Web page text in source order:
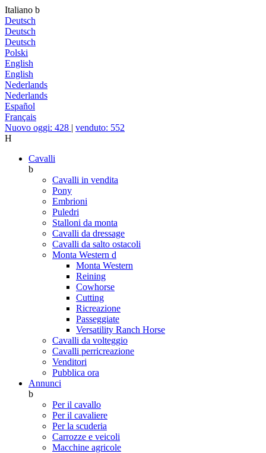
Italiano b
Deutsch
Deutsch
Deutsch
Polski
English
English
Nederlands
Nederlands
Español
Français
Nuovo oggi: 428 | venduto: 552
H
Cavalli
b
Cavalli in vendita
Pony
Embrioni
Puledri
Stalloni da monta
Cavalli da dressage
Cavalli da salto ostacoli
Monta Western d
Monta Western
Reining
Cowhorse
Cutting
Ricreazione
Passeggiate
Versatility Ranch Horse
Cavalli da volteggio
Cavalli perricreazione
Venditori
Pubblica ora
Annunci
b
Per il cavallo
Per il cavaliere
Per la scuderia
Carrozze e veicoli
Macchine agricole